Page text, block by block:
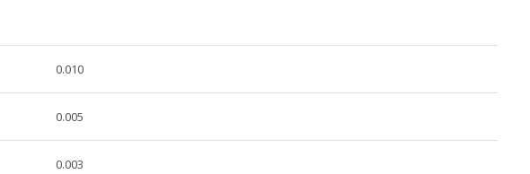
0.010
0.005
0.003